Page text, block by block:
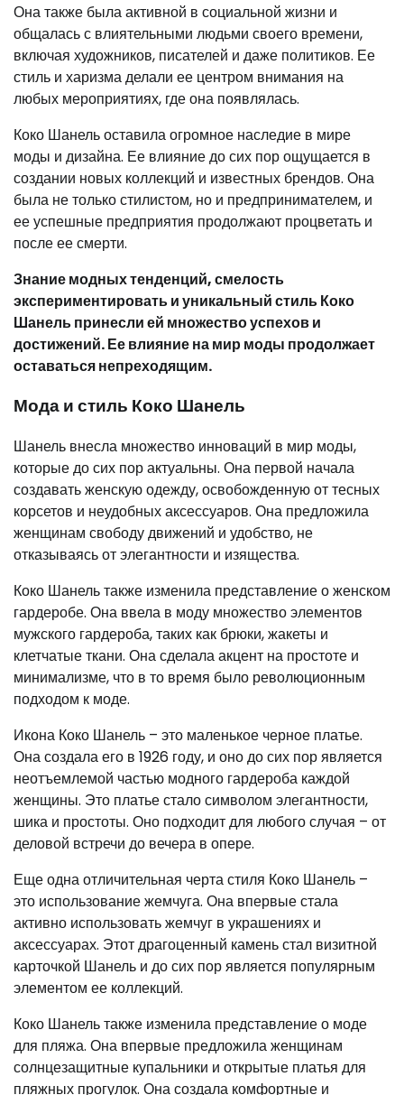
Она также была активной в социальной жизни и
общалась с влиятельными людьми своего времени,
включая художников, писателей и даже политиков. Ее
стиль и харизма делали ее центром внимания на
любых мероприятиях, где она появлялась.
Коко Шанель оставила огромное наследие в мире
моды и дизайна. Ее влияние до сих пор ощущается в
создании новых коллекций и известных брендов. Она
была не только стилистом, но и предпринимателем, и
ее успешные предприятия продолжают процветать и
после ее смерти.
Знание модных тенденций, смелость
экспериментировать и уникальный стиль Коко
Шанель принесли ей множество успехов и
достижений. Ее влияние на мир моды продолжает
оставаться непреходящим.
Мода и стиль Коко Шанель
Шанель внесла множество инноваций в мир моды,
которые до сих пор актуальны. Она первой начала
создавать женскую одежду, освобожденную от тесных
корсетов и неудобных аксессуаров. Она предложила
женщинам свободу движений и удобство, не
отказываясь от элегантности и изящества.
Коко Шанель также изменила представление о женском
гардеробе. Она ввела в моду множество элементов
мужского гардероба, таких как брюки, жакеты и
клетчатые ткани. Она сделала акцент на простоте и
минимализме, что в то время было революционным
подходом к моде.
Икона Коко Шанель – это маленькое черное платье.
Она создала его в 1926 году, и оно до сих пор является
неотъемлемой частью модного гардероба каждой
женщины. Это платье стало символом элегантности,
шика и простоты. Оно подходит для любого случая – от
деловой встречи до вечера в опере.
Еще одна отличительная черта стиля Коко Шанель –
это использование жемчуга. Она впервые стала
активно использовать жемчуг в украшениях и
аксессуарах. Этот драгоценный камень стал визитной
карточкой Шанель и до сих пор является популярным
элементом ее коллекций.
Коко Шанель также изменила представление о моде
для пляжа. Она впервые предложила женщинам
солнцезащитные купальники и открытые платья для
пляжных прогулок. Она создала комфортные и